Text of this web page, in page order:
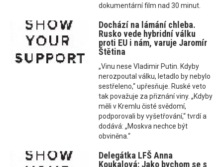
dokumentární film nad 30 minut.
Dochází na lámání chleba.
Rusko vede hybridní válku
proti EU i nám, varuje Jaromír
Štětina
„Vinu nese Vladimir Putin. Kdyby
nerozpoutal válku, letadlo by nebylo
sestřeleno,“ upřesňuje. Ruské veto
tak považuje za přiznání viny. „Kdyby
měli v Kremlu čisté svědomí,
podporovali by vyšetřování,“ tvrdí a
dodává: „Moskva nechce být
obviněna.“
Delegátka LFŠ Anna
Koukalová: Jako bychom se s